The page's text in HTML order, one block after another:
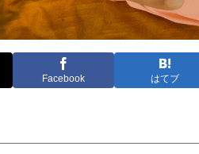
Facebook はてブ